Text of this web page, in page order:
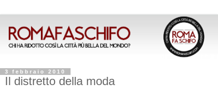
3 febbraio 2010
Il distretto della moda